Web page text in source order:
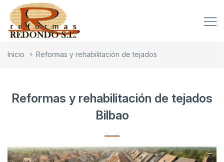
Inicio Reformas y rehabilitación de tejados
Reformas y rehabilitación de tejados
Bilbao